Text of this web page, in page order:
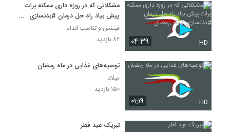
۰۴:۳۹ HD
مشکلاتی که در روزه داری ممکنه برات
پیش بیاد راه حل درمان #بدنسازی
#ماه_رمضان
فیتنس و تناسب اندام
۸۲ بازدید
۰۱:۱۹ HD
توصیه‌های غذایی در ماه رمضان
میلاد
۱۵۰ بازدید
تبریک عید فطر